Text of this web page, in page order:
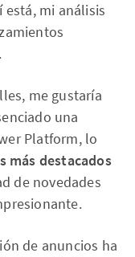
mi análisis
me gustaría
una
Platform, lo
más destacados
de novedades
de anuncios ha